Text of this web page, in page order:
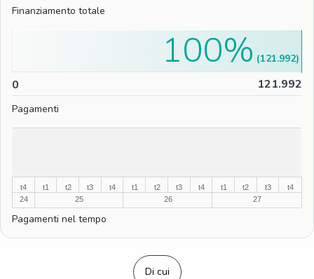
Finanziamento totale
0 121.992
100% (121.992)
Pagamenti
t4
24
t1
25
t2 t3 t4
t1
26
t2 t3 t4
t1
27
t2 t3 t4
Pagamenti nel tempo
Di cui